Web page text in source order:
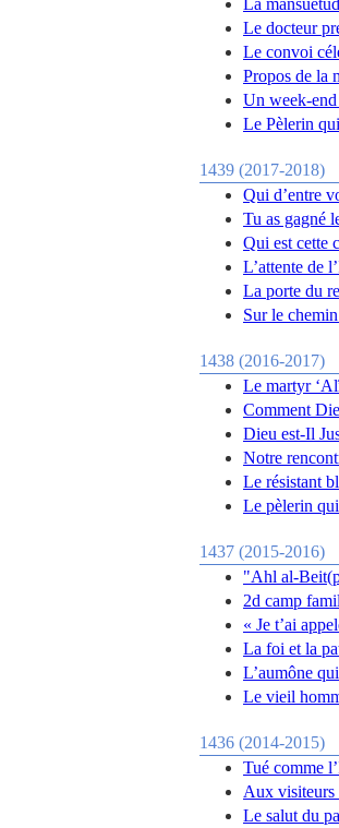
Le docteur
Le convoi
Propos de la
Un week-
Le Pèlerin
1439 (2017-2018)
Qui d’entre
Tu as gagné
Qui est cette
L’attente de
La porte du
Sur le
1438 (2016-2017)
Le martyr
Comment
Dieu est-Il
Notre
Le résistant
Le pèlerin
1437 (2015-2016)
"Ahl al-
2d camp
« Je t’ai
La foi et la
L’aumône
Le vieil
1436 (2014-2015)
Tué comme
Aux visiteurs
Le salut du